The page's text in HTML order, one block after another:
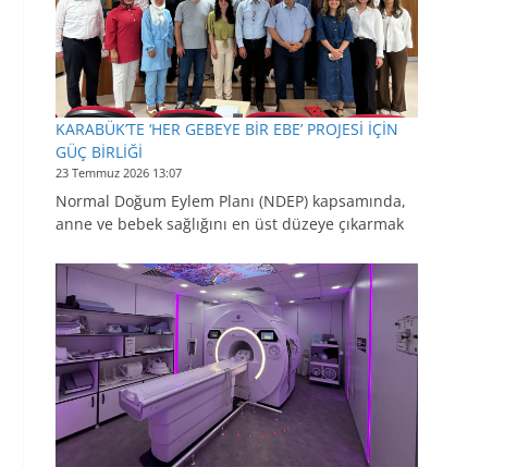
KARABÜK’TE ‘HER GEBEYE BİR EBE’ PROJESİ İÇİN
GÜÇ BİRLİĞİ
23 Temmuz 2026 13:07
Normal Doğum Eylem Planı (NDEP) kapsamında,
anne ve bebek sağlığını en üst düzeye çıkarmak